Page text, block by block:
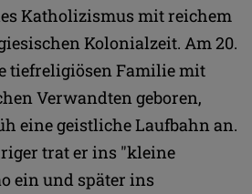
Katholizismus mit reichem
Kolonialzeit. Am 20.
tiefreligiösen Familie mit
Verwandten geboren,
eine geistliche Laufbahn an.
trat er ins "kleine
ein und später ins